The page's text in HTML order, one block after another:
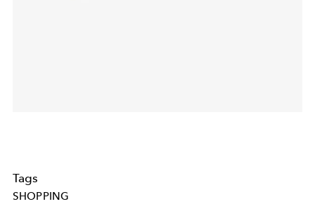
Tags
SHOPPING